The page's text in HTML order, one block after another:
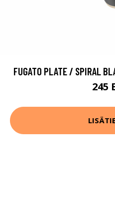
FUGATO PLATE / SPIRAL
245